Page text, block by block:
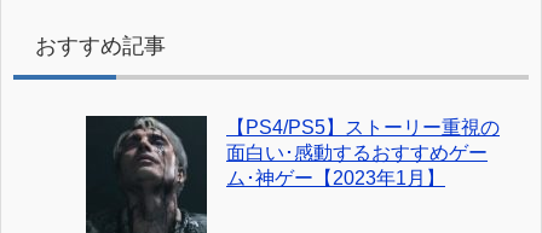
おすすめ記事
【PS4/PS5】ストーリー重視の
面白い･感動するおすすめゲー
ム･神ゲー【2023年1月】